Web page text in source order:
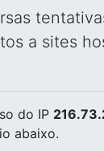
a sites
do IP
abaixo.